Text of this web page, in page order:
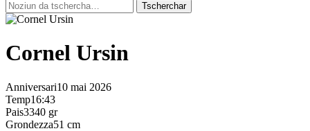
Cornel Ursin
Anniversari10 mai 2026
Temp16:43
Pais3340 gr
Grondezza51 cm